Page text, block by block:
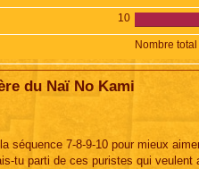
10
Nombre
du Naï No Kami
séquence 7-8-9-10 pour mieux
tu parti de ces puristes qui